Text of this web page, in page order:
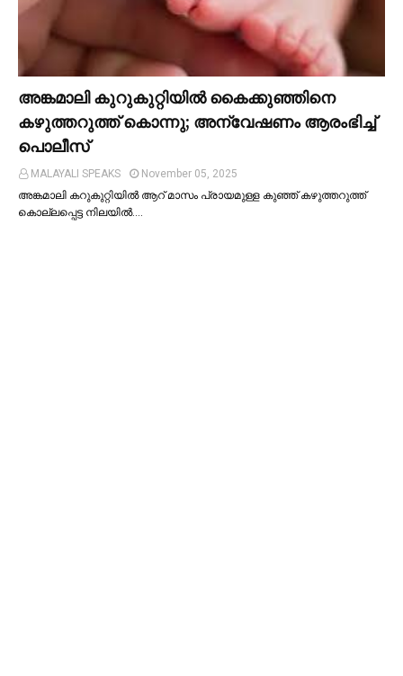
അങ്കമാലി കുറുകുറ്റിയില്‍ കൈക്കുഞ്ഞിനെ
കഴുത്തറുത്ത് കൊന്നു; അന്വേഷണം ആരംഭിച്ച്‌
പൊലീസ്
MALAYALI SPEAKS
November 05, 2025
അങ്കമാലി കറുകുറ്റിയില്‍ ആറ് മാസം പ്രായമുള്ള കുഞ്ഞ് കഴുത്തറുത്ത്
കൊല്ലപ്പെട്ട നിലയില്‍.…